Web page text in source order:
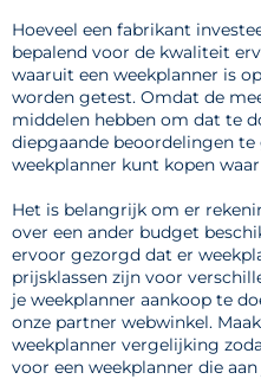
Hoeveel een fabrikant
bepalend voor de kwaliteit
waaruit een weekplanner is
worden getest. Omdat de
middelen hebben om dat te
diepgaande beoordelingen te
weekplanner kunt kopen
Het is belangrijk om er
over een ander budget
ervoor gezorgd dat er
prijsklassen zijn voor
je weekplanner aankoop te
onze partner webwinkel.
weekplanner vergelijking
voor een weekplanner die